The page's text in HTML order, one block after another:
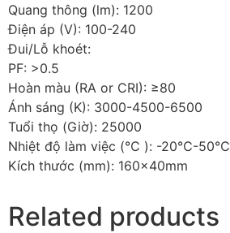
Quang thông (lm): 1200
Điện áp (V): 100-240
Đui/Lỗ khoét:
PF: >0.5
Hoàn màu (RA or CRI): ≥80
Ánh sáng (K): 3000-4500-6500
Tuổi thọ (Giờ): 25000
Nhiệt độ làm việc (℃ ): -20℃-50℃
Kích thước (mm): 160x40mm
Related products